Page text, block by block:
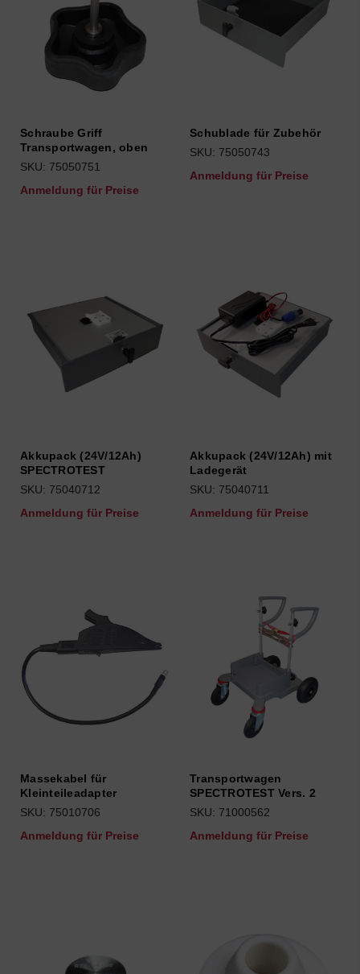
Schraube Griff
Transportwagen, oben
SKU: 75050751
Anmeldung für Preise
Schublade für Zubehör
SKU: 75050743
Anmeldung für Preise
Akkupack (24V/12Ah)
SPECTROTEST
SKU: 75040712
Anmeldung für Preise
Akkupack (24V/12Ah) mit
Ladegerät
SKU: 75040711
Anmeldung für Preise
Massekabel für
Kleinteileadapter
SKU: 75010706
Anmeldung für Preise
Transportwagen
SPECTROTEST Vers. 2
SKU: 71000562
Anmeldung für Preise